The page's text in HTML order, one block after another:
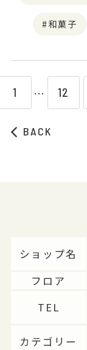
和菓子
BACK
1 ⋯ 12
ショップ名
フロア
TEL
カテゴリー